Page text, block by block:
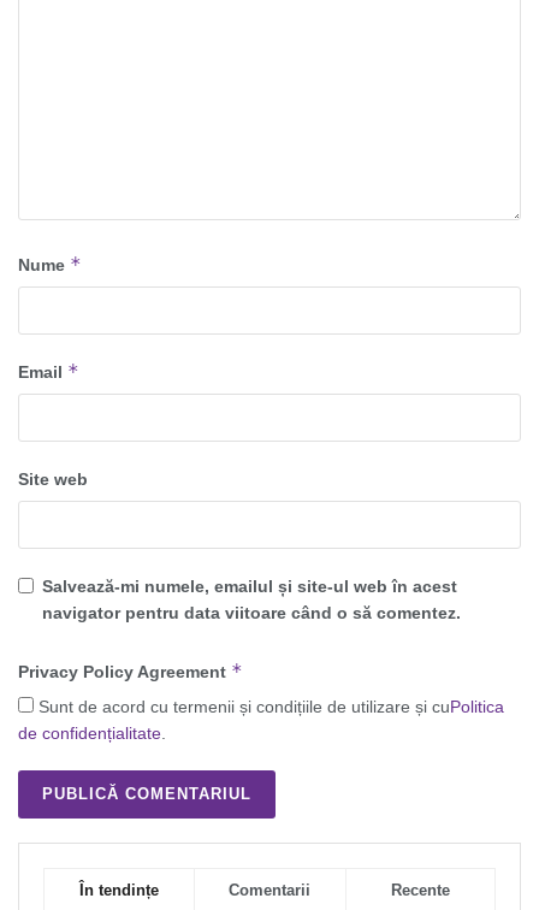
Nume *
Email *
Site web
Salvează-mi numele, emailul și site-ul web în acest
navigator pentru data viitoare când o să comentez.
Privacy Policy Agreement *
Sunt de acord cu termenii și condițiile de utilizare și cuPolitica
de confidențialitate
În tendințe Comentarii Recente